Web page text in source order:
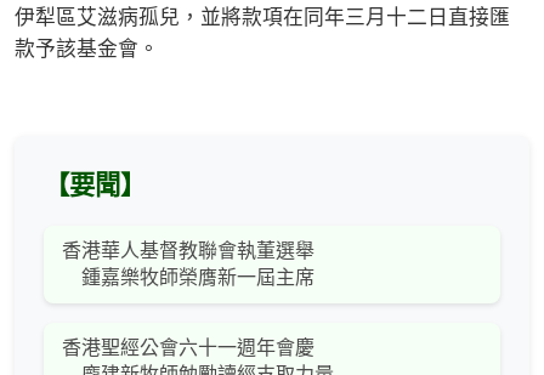
伊犁區艾滋病孤兒，並將款項在同年三月十二日直接匯
款予該基金會。
【要聞】
香港華人基督教聯會執董選舉
鍾嘉樂牧師榮膺新一屆主席
香港聖經公會六十一週年會慶